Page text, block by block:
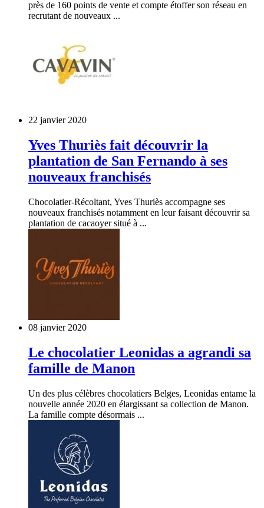
près de 160 points de vente et compte étoffer son réseau en
recrutant de nouveaux ...
22 janvier 2020
Yves Thuriès fait découvrir la
plantation de San Fernando à ses
nouveaux franchisés
Chocolatier-Récoltant, Yves Thuriès accompagne ses
nouveaux franchisés notamment en leur faisant découvrir sa
plantation de cacaoyer situé à ...
08 janvier 2020
Le chocolatier Leonidas a agrandi sa
famille de Manon
Un des plus célèbres chocolatiers Belges, Leonidas entame la
nouvelle année 2020 en élargissant sa collection de Manon.
La famille compte désormais ...